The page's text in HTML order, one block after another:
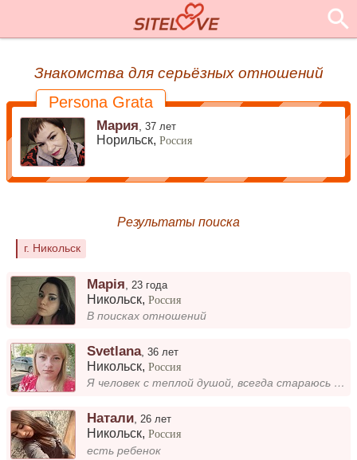
Знакомства для серьёзных отношений
Persona Grata
Мария ,37 лет
Норильск,Россия
Результаты поиска
г. Никольск
Марія 23 года
Никольск,Россия
В поисках отношений
Svetlana,36 лет
Никольск,Россия
Я человек с теплой душой, всегда стараюсь быть доброй и заботиться о близких. Мне нравится, когда рядом находятся искрен...
Натали,26 лет
Никольск,Россия
есть ребенок